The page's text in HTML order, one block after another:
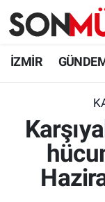
İZMİR
İzmir
İzmir
İzmir Trafik
Süper Lig